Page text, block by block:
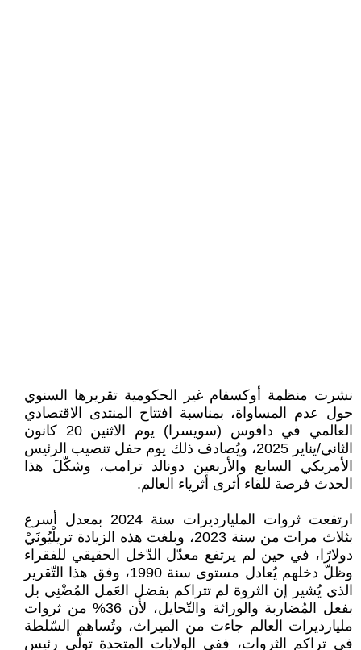
نشرت منظمة أوكسفام غير الحكومية تقريرها السنوي
حول عدم المساواة، بمناسبة افتتاح المنتدى الاقتصادي
العالمي في دافوس (سويسرا) يوم الاثنين 20 كانون
الثاني/يناير 2025، ويُصادف ذلك يوم حفل تنصيب الرئيس
الأمريكي السابع والأربعين دونالد ترامب، وشكّلَ هذا
الحدث فرصة للقاء أثرى أثرياء العالم.
ارتفعت ثروات المليارديرات سنة 2024 بمعدل أسرع
بثلاث مرات من سنة 2023، وبلغت هذه الزيادة تريلْيُونَيْ
دولارًا، في حين لم يرتفع معدّل الدّخل الحقيقي للفقراء
وظلّ دخلهم يُعادل مستوى سنة 1990، وفق هذا التّقرير
الذي يُشير إن الثروة لم تتراكم بفضل العَمل المُضْنِي بل
بفعل المُضاربة والوراثة والتّحايل، لأن 36% من ثروات
مليارديرات العالم جاءت من الميراث، وتُساهم السّلطة
في تراكم الثروات، ففي الولايات المتحدة تولّى رئيس